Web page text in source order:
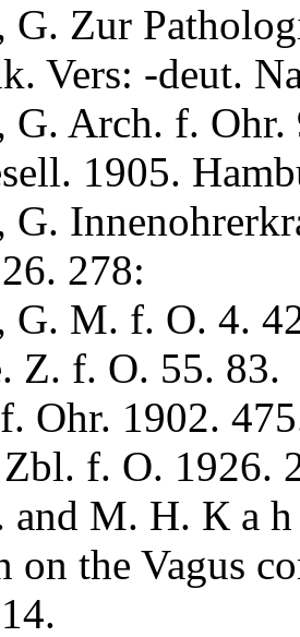
G. Zur
Vers: -deut.
G. Arch. f.
1905.
G.
278:
G. M. f. O. 4.
Z. f. О. 55. 83.
Ohr. 1902.
f. O. 1926.
M. H. К a
on the Vagus